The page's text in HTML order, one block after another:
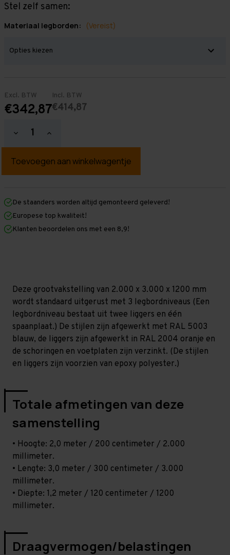
Stel zelf samen:
Materiaal legborden: (Vereist)
Excl. BTW
€342,87
Incl. BTW
€414,87
Hoeveelheid
verlagen
Grootvakstelling
mm
mm
x
1.200
mm
Hoeveelheid
verhogen
Grootvakstelling
mm
mm
1.200
mm
De staanders worden altijd gemonteerd geleverd!
Europese top kwaliteit!
Klanten beoordelen ons met een 8,9!
Deze grootvakstelling van 2.000 x 3.000 x 1200 mm
wordt standaard uitgerust met 3 legbordniveaus (Een
legbordniveau bestaat uit twee liggers en één
spaanplaat.) De stijlen zijn afgewerkt met RAL 5003
blauw, de liggers zijn afgewerkt in RAL 2004 oranje en
de schoringen en voetplaten zijn verzinkt. (De stijlen
en liggers zijn voorzien van epoxy polyester.)
Totale afmetingen van deze
samenstelling
• Hoogte: 2,0 meter / 200 centimeter / 2.000
millimeter.
• Lengte: 3,0 meter / 300 centimeter / 3.000
millimeter.
• Diepte: 1,2 meter / 120 centimeter / 1200
millimeter.
Draagvermogen/belastingen